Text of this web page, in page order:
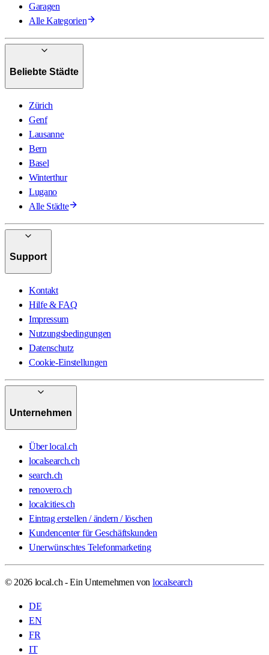
Garagen
Alle Kategorien
Beliebte Städte
Zürich
Genf
Lausanne
Bern
Basel
Winterthur
Lugano
Alle Städte
Support
Kontakt
Hilfe & FAQ
Impressum
Nutzungsbedingungen
Datenschutz
Cookie-Einstellungen
Unternehmen
Über local.ch
localsearch.ch
search.ch
renovero.ch
localcities.ch
Eintrag erstellen / ändern / löschen
Kundencenter für Geschäftskunden
Unerwünschtes Telefonmarketing
© 2026 local.ch - Ein Unternehmen von localsearch
DE
EN
FR
IT